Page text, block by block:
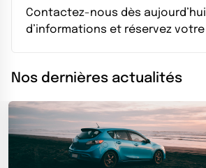
Contactez-nous dès
d’informations et réservez votre
Nos dernières actualités